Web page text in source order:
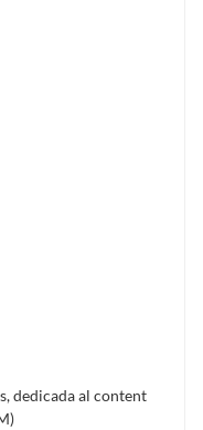
dedicada al content